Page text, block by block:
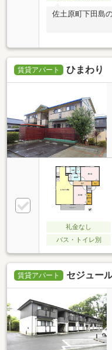
佐土原町下田島
賃貸アパート ひまわり
礼金なし
バス・トイレ別
賃貸アパート セジュー